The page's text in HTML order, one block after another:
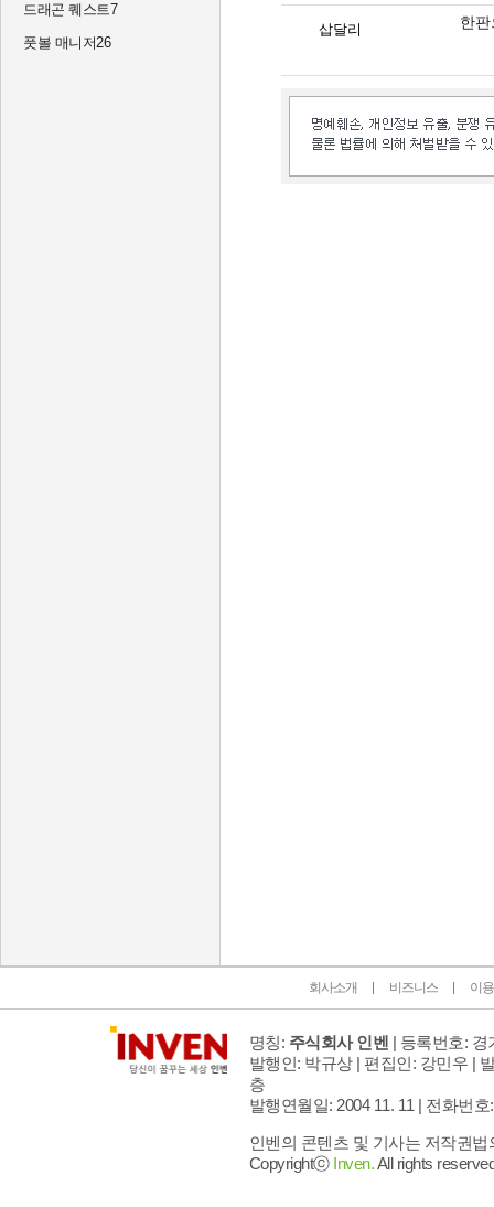
드래곤 퀘스트7
풋볼 매니저26
삽달리 한
회사소개 비즈니스 이
명칭: 주식회사 인벤 | 등록번호: 경
발행인: 박규상 | 편집인: 강민우 |
층
발행연월일: 2004 11. 11 | 전화번호
인벤의 콘텐츠 및 기사는 저작권
Copyrightⓒ Inven.All rights